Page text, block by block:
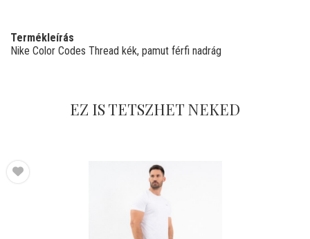
Termékleírás
Nike Color Codes Thread kék, pamut férfi nadrág
EZ IS TETSZHET NEKED